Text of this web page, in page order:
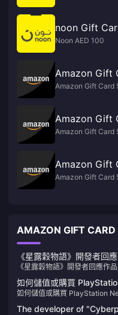
noon Gift
Noon AED 100
Amazon Gift
Amazon Gift Card
Amazon Gift
Amazon Gift Card
Amazon Gift
Amazon Gift Card
AMAZON GIFT
《星露穀物語》開發者回
《星露穀物語》開發者回應作
如何儲值或購買
如何儲值或購買 PlayStation
The developer of